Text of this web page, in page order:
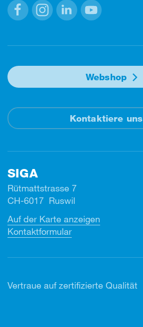
Webshop
Kontaktiere uns
SIGA
Rütmattstrasse 7
CH-6017 Ruswil
Auf der Karte anzeigen
Kontaktformular
Vertraue auf zertifizierte Qualität